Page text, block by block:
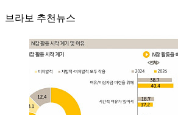
브라보 추천뉴스